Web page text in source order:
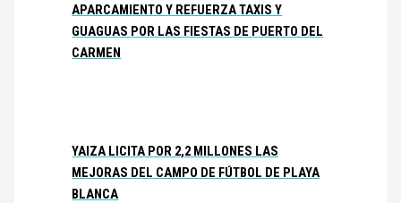
APARCAMIENTO Y REFUERZA TAXIS Y
GUAGUAS POR LAS FIESTAS DE PUERTO DEL
CARMEN
YAIZA LICITA POR 2,2 MILLONES LAS
MEJORAS DEL CAMPO DE FÚTBOL DE PLAYA
BLANCA